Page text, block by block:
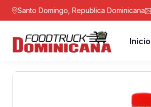
Santo Domingo, Republica Dominicana
Inicio